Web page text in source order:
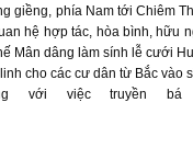
giềng, phía Nam tới Chiêm
hệ hợp tác, hòa bình, hữu
Mân dâng làm sính lễ cưới
cho các cư dân từ Bắc vào
với việc truyền